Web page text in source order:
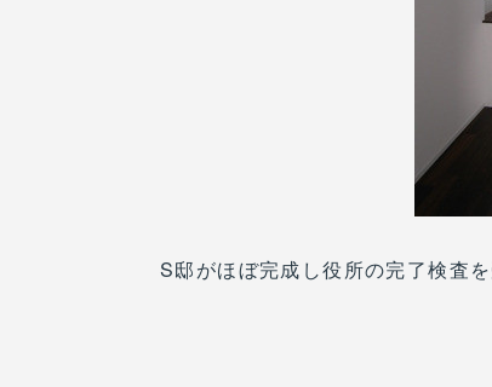
S邸がほぼ完成し役所の完了検査を